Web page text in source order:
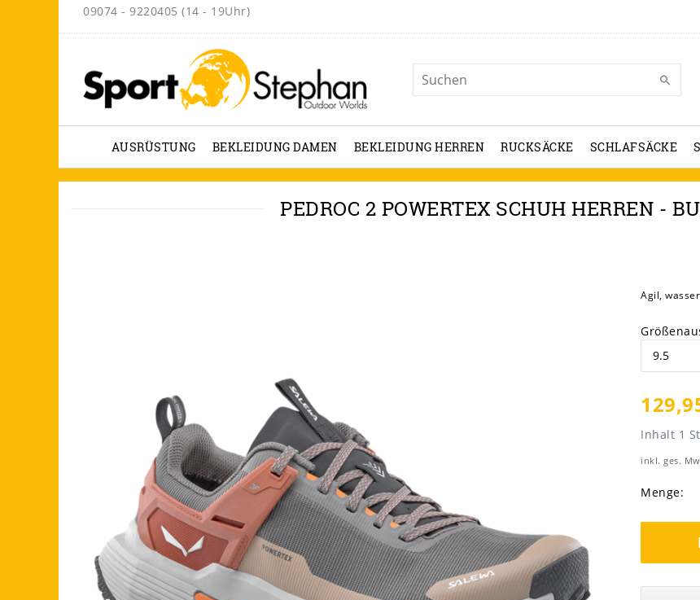
09074 - 9220405 (14 - 19Uhr)
AUSRÜSTUNG BEKLEIDUNG DAMEN BEKLEIDUNG HERREN RUCKSÄCKE SCHLAFSÄCKE
PEDROC 2 POWERTEX SCHUH HERREN -
Agil,
Inhalt 1
inkl. ges.
Menge: